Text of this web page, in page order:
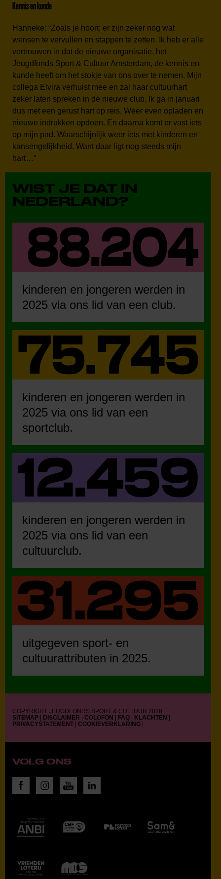
Kennis en kunde
Hanneke: “Zoals je hoort; er zijn zeker nog wat
wensen te vervullen en stappen te zetten. Ik heb er alle
vertrouwen in dat de nieuwe organisatie, het
Jeugdfonds Sport & Cultuur Amsterdam, de kennis en
kunde heeft om het stokje van ons over te nemen. Mijn
collega Elvira verhuist mee en zal haar cultuurhart
zeker laten spreken in de nieuwe club. Ik ga in januari
dus met een gerust hart op reis. Weer even opladen en
nieuwe indrukken opdoen. En daarna komt er vast iets
op mijn pad. Waarschijnlijk weer iets met kinderen en
kansengelijkheid. Want daar ligt nog steeds mijn
hart…”
WIST JE DAT IN
NEDERLAND?
kinderen en jongeren werden in
2025 via ons lid van een club.
kinderen en jongeren werden in
2025 via ons lid van een
sportclub.
kinderen en jongeren werden in
2025 via ons lid van een
cultuurclub.
uitgegeven sport- en
cultuurattributen in 2025.
COPYRIGHT JEUGDFONDS SPORT & CULTUUR 2026
SITEMAP
DISCLAIMER COLOFON FAQ KLACHTEN
PRIVACYSTATEMENT
COOKIEVERKLARING
VOLG ONS